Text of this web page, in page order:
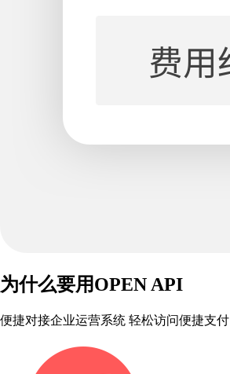
为什么要用OPEN API
便捷对接企业运营系统 轻松访问便捷支付